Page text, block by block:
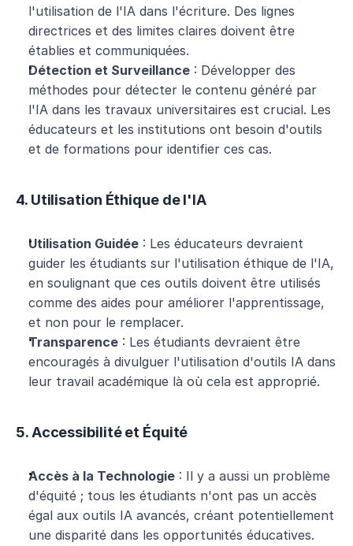
l'utilisation de l'IA dans l'écriture. Des lignes
directrices et des limites claires doivent être
établies et communiquées.
Détection et Surveillance : Développer des
méthodes pour détecter le contenu généré par
l'IA dans les travaux universitaires est crucial. Les
éducateurs et les institutions ont besoin d'outils
et de formations pour identifier ces cas.
4. Utilisation Éthique de l'IA
Utilisation Guidée : Les éducateurs devraient
guider les étudiants sur l'utilisation éthique de l'IA,
en soulignant que ces outils doivent être utilisés
comme des aides pour améliorer l'apprentissage,
et non pour le remplacer.
Transparence : Les étudiants devraient être
encouragés à divulguer l'utilisation d'outils IA dans
leur travail académique là où cela est approprié.
5. Accessibilité et Équité
Accès à la Technologie : Il y a aussi un problème
d'équité ; tous les étudiants n'ont pas un accès
égal aux outils IA avancés, créant potentiellement
une disparité dans les opportunités éducatives.